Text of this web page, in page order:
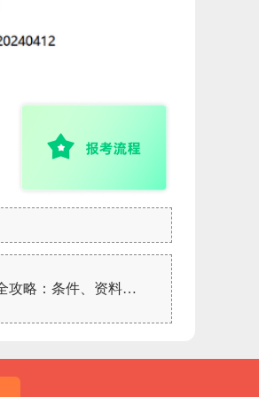
RHCA报考全攻略：条件、资料、费用一次性说清楚！